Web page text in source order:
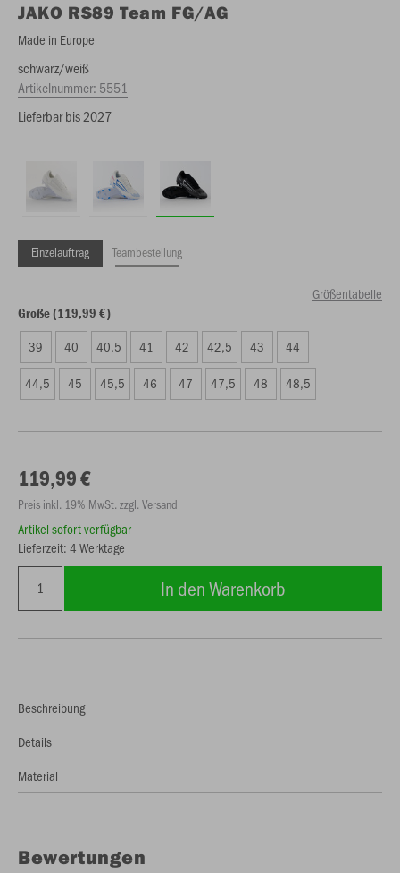
JAKO RS89 Team FG/AG
Made in Europe
schwarz/weiß
Artikelnummer: 5551
Lieferbar bis 2027
Einzelauftrag Teambestellung
Größentabelle
Größe (119,99 €)
39 40 40,5 41 42 42,5 43 44
44,5 45 45,5 46 47 47,5 48 48,5
119,99 €
Preis inkl. 19% MwSt. zzgl. Versand
Artikel sofort verfügbar
Lieferzeit: 4 Werktage
In den Warenkorb
Beschreibung
Details
Material
Bewertungen